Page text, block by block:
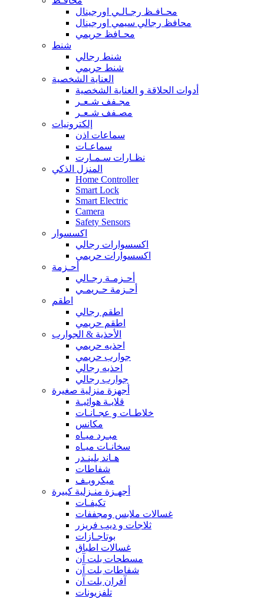
محـافـظ رجـالـي اورجينال
محافظ رجالي سيمي اورجينال
محـافظ حريمي
شنط
شنط رجالي
شنط حريمي
العناية الشخصية
أدوات الحلاقة و العناية الشخصية
مجـفف شـعـر
مصـفف شـعـر
إلكترونيات
سماعات اذن
سماعـات
نظـارات سـمـارت
المنزل الذكي
Home Controller
Smart Lock
Smart Electric
Camera
Safety Sensors
اكسسوار
اكسسوارات رجالي
اكسسوارات حريمي
أحـزمة
أحـزمـة رجـالي
أحـزمة حـريمـي
اطقم
اطقم رجالي
اطقم حريمي
الأحذية & الجوارب
احذيه حريمي
جوارب حريمي
احذيه رجالي
جوارب رجالي
أجهزة منزلية صغيرة
قلايـة هوائيـة
خلاطـات و عجـانـات
مكانس
مبـرد ميـاه
سخانـات ميـاه
هـاند بلينـدر
شفاطات
ميكرويـف
أجهـزة منـزلية كبيرة
تكيفـات
غسالات ملابس ومجففات
ثلاجات و ديب فريزر
بوتاجـازات
غسالات اطباق
مسطحات بلت آن
شفاطات بلت آن
آفران بلت آن
تلفزيونات